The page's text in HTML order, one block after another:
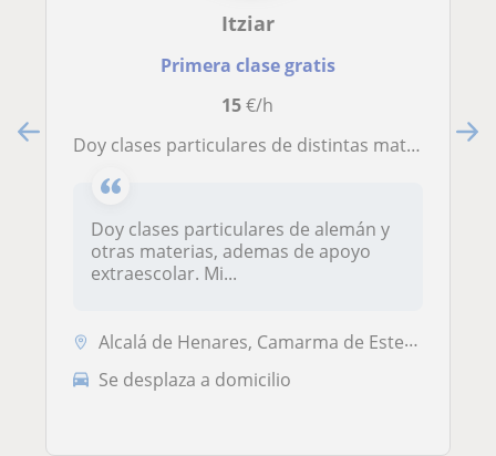
Itziar
Primera clase gratis
15€/h
Doy clases particulares de distintas materias y apoyo extraescolar
Doy clases particulares de alemán y
otras materias, ademas de apoyo
extraescolar. Mi...
Alcalá de Henares, Camarma de Esteruelas
Se desplaza a domicilio